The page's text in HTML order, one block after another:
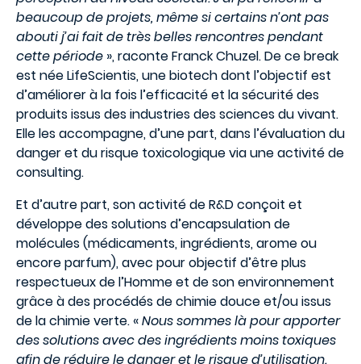
beaucoup de projets, même si certains n’ont pas
abouti j’ai fait de très belles rencontres pendant
cette période », raconte Franck Chuzel. De ce break
est née LifeScientis, une biotech dont l’objectif est
d’améliorer à la fois l’efficacité et la sécurité des
produits issus des industries des sciences du vivant.
Elle les accompagne, d’une part, dans l’évaluation du
danger et du risque toxicologique via une activité de
consulting.
Et d’autre part, son activité de R&D conçoit et
développe des solutions d’encapsulation de
molécules (médicaments, ingrédients, arome ou
encore parfum), avec pour objectif d’être plus
respectueux de l’Homme et de son environnement
grâce à des procédés de chimie douce et/ou issus
de la chimie verte. «Nous sommes là pour apporter
des solutions avec des ingrédients moins toxiques
afin de réduire le danger et le risque d’utilisation.